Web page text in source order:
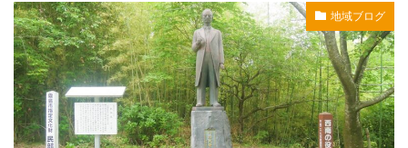
地域ブログ